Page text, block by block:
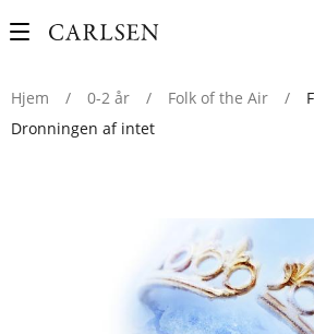
Main
Hjem
/ 0-2 år / Folk of the Air /
Dronningen af intet